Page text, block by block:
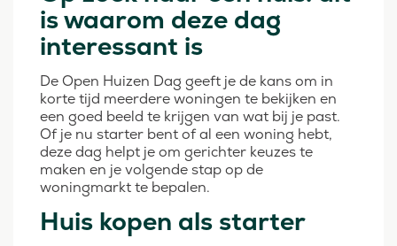
is waarom deze dag
interessant is
De Open Huizen Dag geeft je de kans om in
korte tijd meerdere woningen te bekijken en
een goed beeld te krijgen van wat bij je past.
Of je nu starter bent of al een woning hebt,
deze dag helpt je om gerichter keuzes te
maken en je volgende stap op de
woningmarkt te bepalen.
Huis kopen als starter